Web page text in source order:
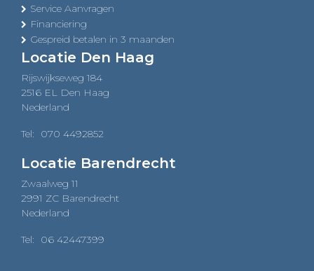
Service Aanvragen
Financiering
Gespreid betalen in 3 maanden
Locatie Den Haag
Rijswijkseweg 184
2516 EL Den Haag
Nederland
Tel: 070 4492852
Locatie Barendrecht
Zwaalweg 11
2991 ZC Barendrecht
Nederland
Tel: 06 42447399